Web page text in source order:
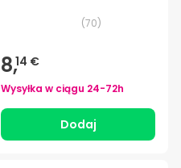
(70)
8,14 €
Wysyłka w ciągu 24-72h
Dodaj